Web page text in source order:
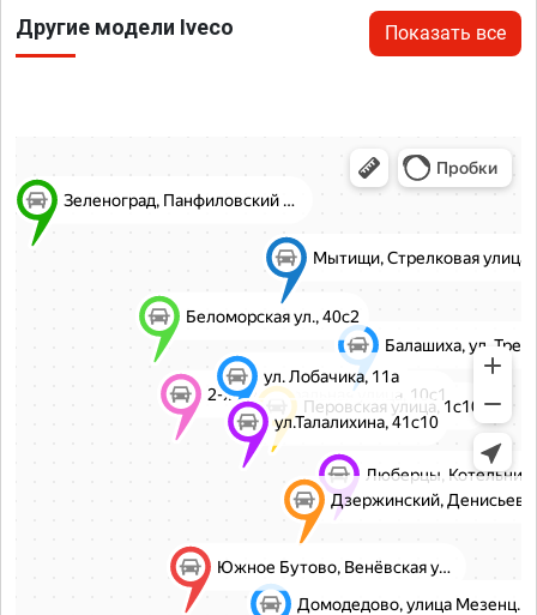
Другие модели Iveco Показать все